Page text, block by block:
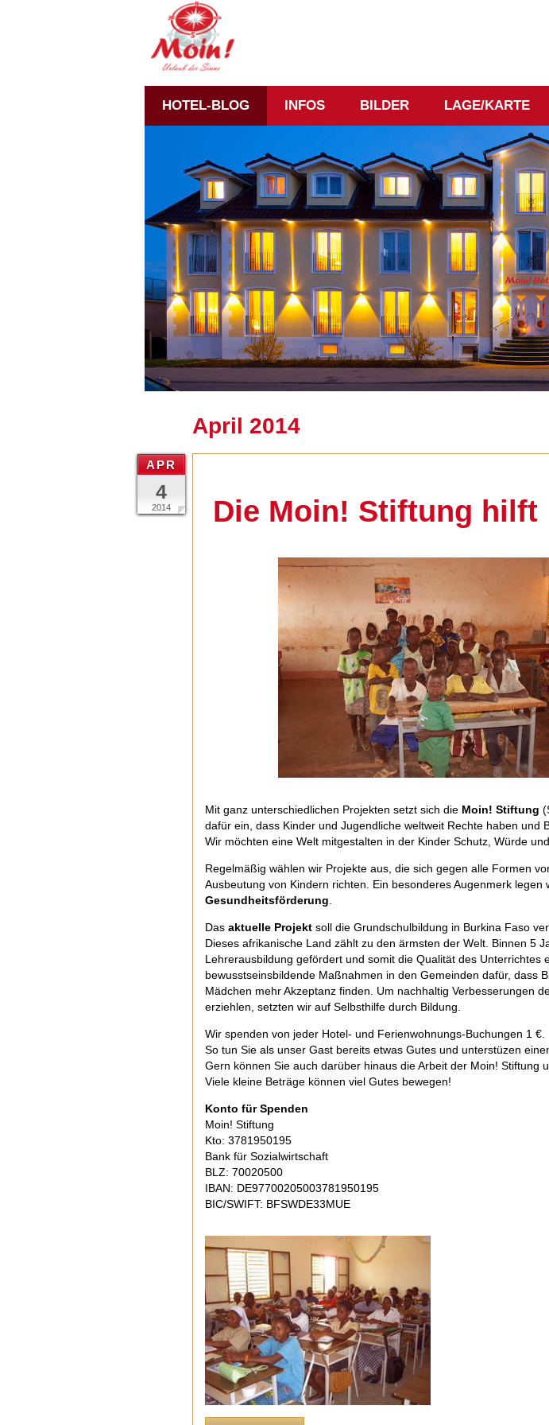
HOTEL-BLOG INFOS BILDER LAGE/KARTE
April 2014
2014
4
APR
Die Moin! Stiftung hilft
Mit ganz unterschiedlichen Projekten setzt sich die Moin! Stiftung
dafür ein, dass Kinder und Jugendliche weltweit Rechte haben und
Wir möchten eine Welt mitgestalten in der Kinder Schutz, Würde
Regelmäßig wählen wir Projekte aus, die sich gegen alle Formen
Ausbeutung von Kindern richten. Ein besonderes Augenmerk legen
Gesundheitsförderung
Das aktuelle Projekt soll die Grundschulbildung in Burkina Faso
Dieses afrikanische Land zählt zu den ärmsten der Welt. Binnen 5
Lehrerausbildung gefördert und somit die Qualität des Unterrichtes
bewusstseinsbildende Maßnahmen in den Gemeinden dafür, dass
Mädchen mehr Akzeptanz finden. Um nachhaltig Verbesserungen
erziehlen, setzten wir auf Selbsthilfe durch Bildung.
Wir spenden von jeder Hotel- und Ferienwohnungs-Buchungen 1 €.
So tun Sie als unser Gast bereits etwas Gutes und unterstüzen
Gern können Sie auch darüber hinaus die Arbeit der Moin! Stiftung
Viele kleine Beträge können viel Gutes bewegen!
Konto für Spenden
Moin! Stiftung
Kto: 3781950195
Bank für Sozialwirtschaft
BLZ: 70020500
IBAN: DE97700205003781950195
BIC/SWIFT: BFSWDE33MUE